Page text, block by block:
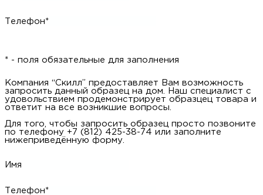
Телефон*
* - поля обязательные для заполнения
Компания “Скилл” предоставляет Вам возможность
запросить данный образец на дом. Наш специалист с
удовольствием продемонстрирует образцец товара и
ответит на все возникшие вопросы.
Для того, чтобы запросить образец просто позвоните
по телефону +7 (812) 425-38-74 или заполните
нижеприведённую форму.
Имя
Телефон*